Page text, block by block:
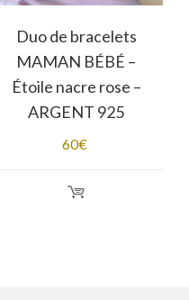
Duo de bracelets
MAMAN BÉBÉ –
Étoile nacre rose –
ARGENT 925
60€